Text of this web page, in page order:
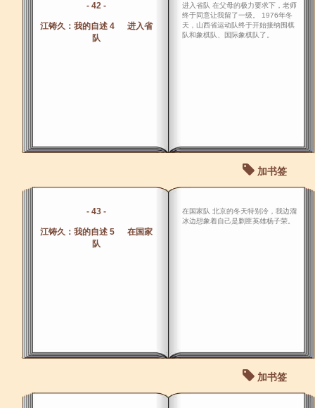
- 42 -
江铸久：我的自述 4 进入省
队
进入省队 在父母的极力要求下，老师
终于同意让我留了一级。 1976年冬
天，山西省运动队终于开始接纳围棋
队和象棋队、国际象棋队了。
加书签
- 43 -
江铸久：我的自述 5 在国家
队
在国家队 北京的冬天特别冷，我边溜
冰边想象着自己是剿匪英雄杨子荣。
加书签